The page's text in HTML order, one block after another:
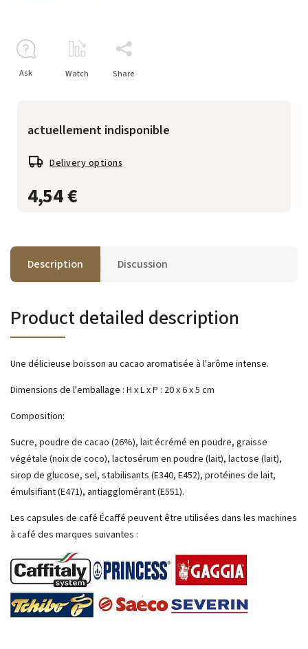
4,54 €
actuellement indisponible
Delivery options
Ask Watch Share
Description Discussion
Product detailed description
Une délicieuse boisson au cacao aromatisée à l'arôme intense.
Dimensions de l'emballage : H x L x P : 20 x 6 x 5 cm
Composition:
Sucre, poudre de cacao (26%), lait écrémé en poudre, graisse
végétale (noix de coco), lactosérum en poudre (lait), lactose (lait),
sirop de glucose, sel, stabilisants (E340, E452), protéines de lait,
émulsifiant (E471), antiagglomérant (E551).
Les capsules de café Écaffé peuvent être utilisées dans les machines
à café des marques suivantes :